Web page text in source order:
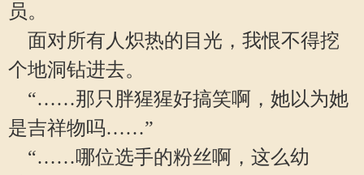
员。
面对所有人炽热的目光，我恨不得挖
个地洞钻进去。
“……那只胖猩猩好搞笑啊，她以为她
是吉祥物吗……”
“……哪位选手的粉丝啊，这么幼